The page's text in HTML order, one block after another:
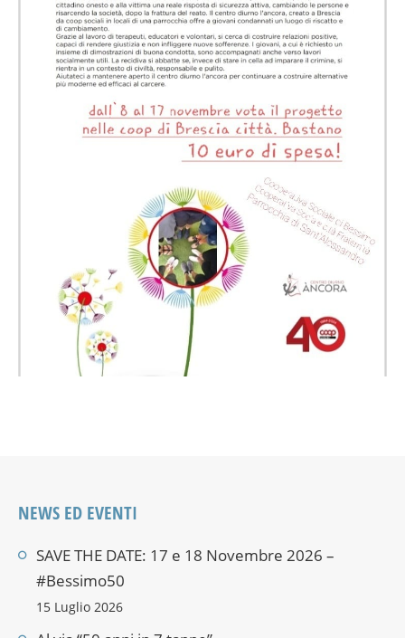
NEWS ED EVENTI
SAVE THE DATE: 17 e 18 Novembre 2026 –
#Bessimo50
15 Luglio 2026